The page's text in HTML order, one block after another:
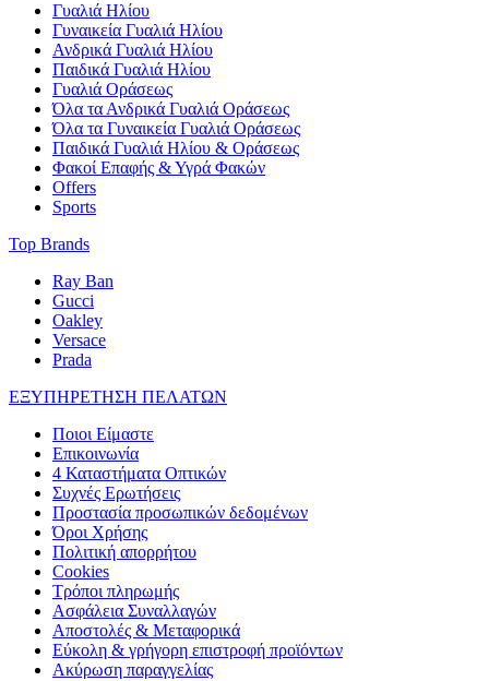
Γυαλιά Ηλίου
Γυναικεία Γυαλιά Ηλίου
Ανδρικά Γυαλιά Ηλίου
Παιδικά Γυαλιά Ηλίου
Γυαλιά Οράσεως
Όλα τα Ανδρικά Γυαλιά Οράσεως
Όλα τα Γυναικεία Γυαλιά Οράσεως
Παιδικά Γυαλιά Ηλίου & Οράσεως
Φακοί Επαφής & Υγρά Φακών
Offers
Sports
Top Brands
Ray Ban
Gucci
Oakley
Versace
Prada
ΕΞΥΠΗΡΕΤΗΣΗ ΠΕΛΑΤΩΝ
Ποιοι Είμαστε
Επικοινωνία
4 Καταστήματα Οπτικών
Συχνές Ερωτήσεις
Προστασία προσωπικών δεδομένων
Όροι Χρήσης
Πολιτική απορρήτου
Cookies
Τρόποι πληρωμής
Ασφάλεια Συναλλαγών
Αποστολές & Μεταφορικά
Εύκολη & γρήγορη επιστροφή προϊόντων
Ακύρωση παραγγελίας